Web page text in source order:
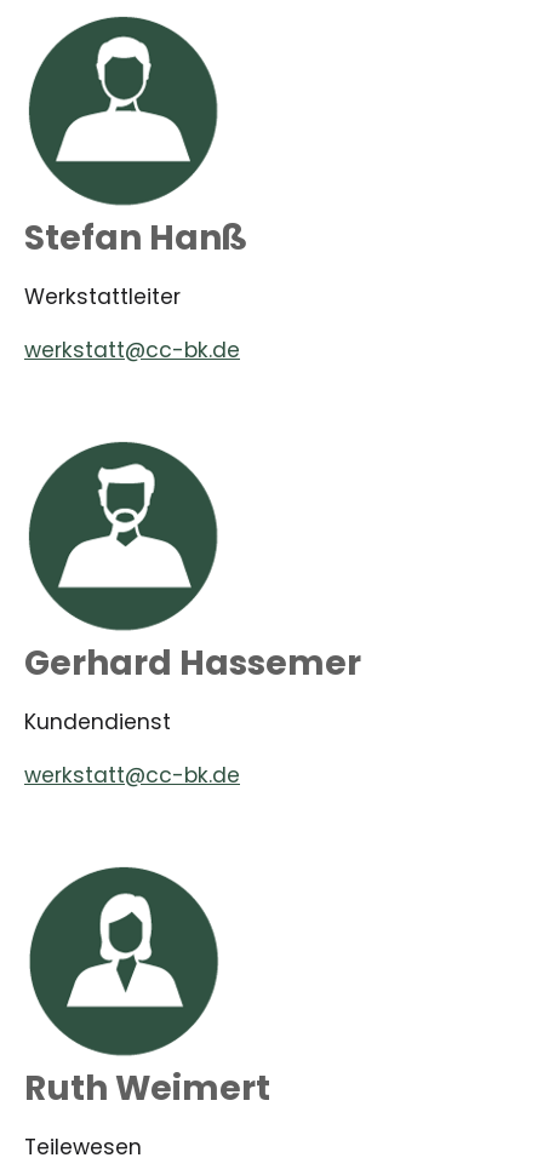
Stefan Hanß
Werkstattleiter
werkstatt@cc-bk.de
Gerhard Hassemer
Kundendienst
werkstatt@cc-bk.de
Ruth Weimert
Teilewesen